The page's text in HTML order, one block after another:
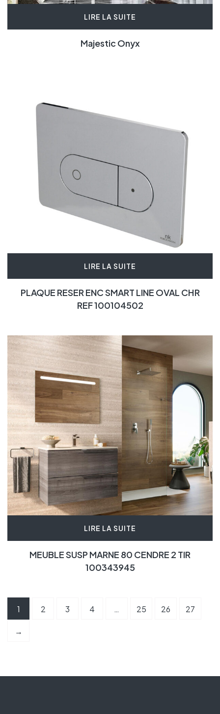
LIRE LA SUITE
Majestic Onyx
LIRE LA SUITE
PLAQUE RESER ENC SMART LINE OVAL CHR
REF 100104502
LIRE LA SUITE
MEUBLE SUSP MARNE 80 CENDRE 2 TIR
100343945
1 2 3 4 … 25 26 27
→